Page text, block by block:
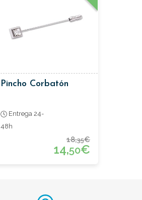
Pincho Corbatón
Entrega 24-
48h
18,35€
14,50€